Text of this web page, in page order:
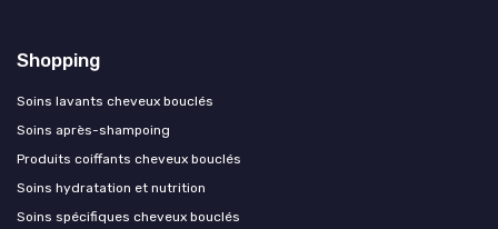
Shopping
Soins lavants cheveux bouclés
Soins après-shampoing
Produits coiffants cheveux bouclés
Soins hydratation et nutrition
Soins spécifiques cheveux bouclés